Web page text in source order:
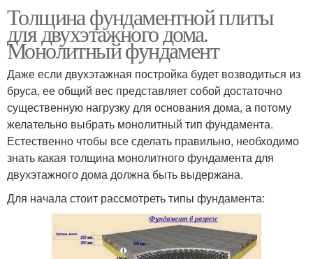
Толщина фундаментной плиты
для двухэтажного дома.
Монолитный фундамент
Даже если двухэтажная постройка будет возводиться из
бруса, ее общий вес представляет собой достаточно
существенную нагрузку для основания дома, а потому
желательно выбрать монолитный тип фундамента.
Естественно чтобы все сделать правильно, необходимо
знать какая толщина монолитного фундамента для
двухэтажного дома должна быть выдержана.
Для начала стоит рассмотреть типы фундамента: